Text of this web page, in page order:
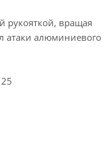
рукояткой, вращая
атаки алюминиевого